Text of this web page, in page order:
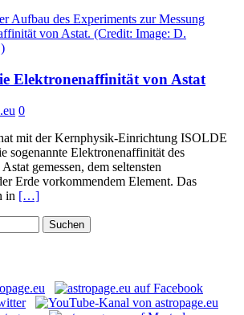
Elektronenaffinität von Astat
0
mit der Kernphysik-Einrichtung ISOLDE
sogenannte Elektronenaffinität des
gemessen, dem seltensten
Erde vorkommendem Element. Das
in […]